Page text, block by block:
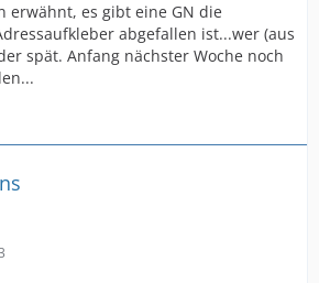
erwähnt, es gibt eine GN die
abgefallen ist...wer (aus
spät. Anfang nächster Woche noch